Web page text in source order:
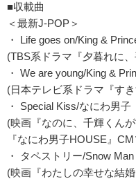
■収載曲
＜最新J-POP＞
・ Life goes on/King &
(TBS系ドラマ『夕暮れに
・ We are young/King &
(日本テレビ系ドラマ『す
・ Special Kiss/なにわ男子
(映画『なのに、千輝くん
『なにわ男子HOUSE』
・ タペストリー/Snow Man
(映画『わたしの幸せな結